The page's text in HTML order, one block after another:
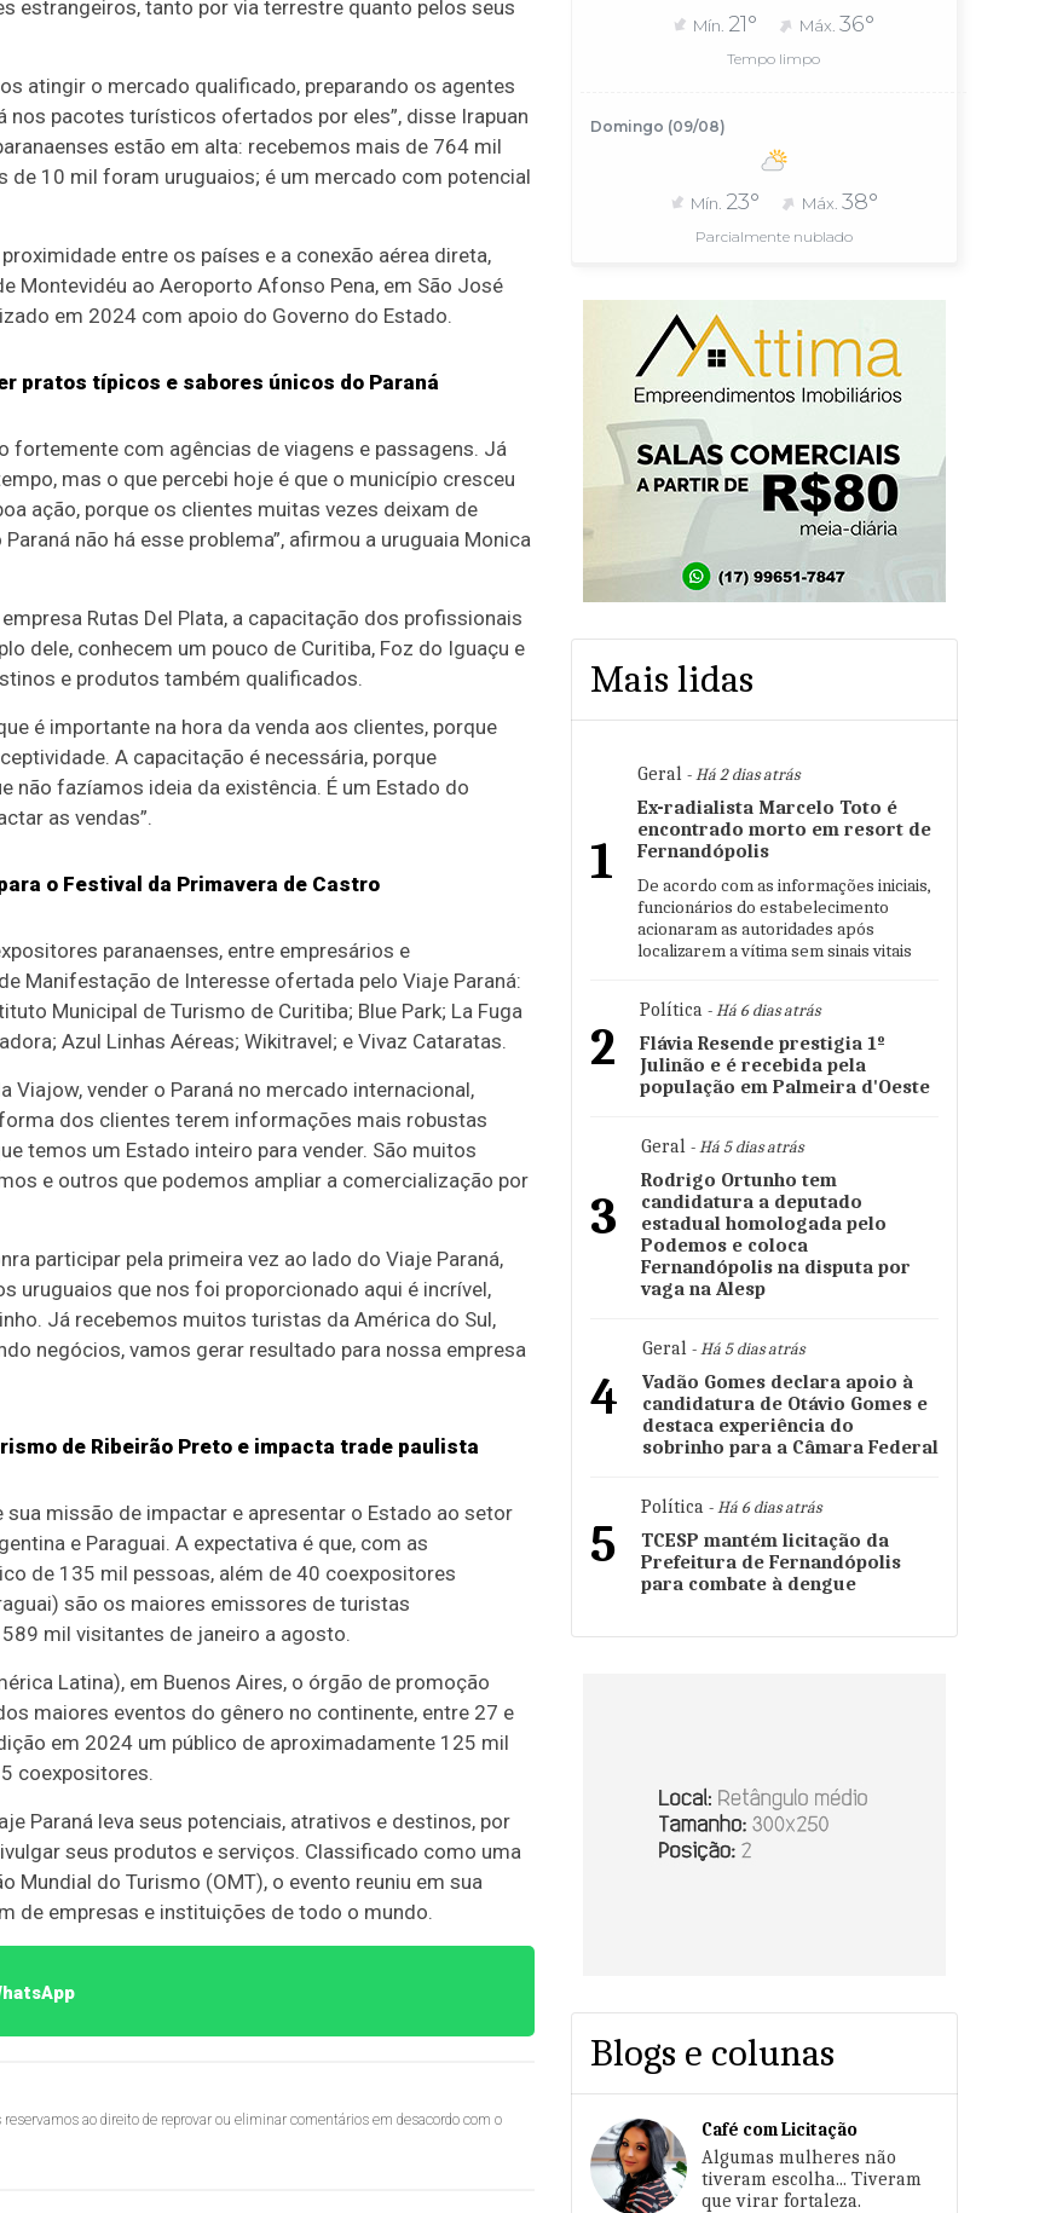
estrangeiros, tanto por via terrestre quanto pelos seus
atingir o mercado qualificado, preparando os agentes
nos pacotes turísticos ofertados por eles”, disse Irapuan
estão em alta: recebemos mais de 764 mil
10 mil foram uruguaios; é um mercado com potencial
entre os países e a conexão aérea direta,
Montevidéu ao Aeroporto Afonso Pena, em São José
em 2024 com apoio do Governo do Estado.
pratos típicos e sabores únicos do Paraná
fortemente com agências de viagens e passagens. Já
mas o que percebi hoje é que o município cresceu
ação, porque os clientes muitas vezes deixam de
não há esse problema”, afirmou a uruguaia Monica
Rutas Del Plata, a capacitação dos profissionais
dele, conhecem um pouco de Curitiba, Foz do Iguaçu e
e produtos também qualificados.
é importante na hora da venda aos clientes, porque
A capacitação é necessária, porque
não fazíamos ideia da existência. É um Estado do
as vendas”.
o Festival da Primavera de Castro
paranaenses, entre empresários e
Manifestação de Interesse ofertada pelo Viaje Paraná:
Municipal de Turismo de Curitiba; Blue Park; La Fuga
Azul Linhas Aéreas; Wikitravel; e Vivaz Cataratas.
Viajow, vender o Paraná no mercado internacional,
dos clientes terem informações mais robustas
temos um Estado inteiro para vender. São muitos
e outros que podemos ampliar a comercialização por
participar pela primeira vez ao lado do Viaje Paraná,
uruguaios que nos foi proporcionado aqui é incrível,
Já recebemos muitos turistas da América do Sul,
negócios, vamos gerar resultado para nossa empresa
de Ribeirão Preto e impacta trade paulista
sua missão de impactar e apresentar o Estado ao setor
e Paraguai. A expectativa é que, com as
de 135 mil pessoas, além de 40 coexpositores
são os maiores emissores de turistas
mil visitantes de janeiro a agosto.
Latina), em Buenos Aires, o órgão de promoção
maiores eventos do gênero no continente, entre 27 e
em 2024 um público de aproximadamente 125 mil
coexpositores.
Paraná leva seus potenciais, atrativos e destinos, por
seus produtos e serviços. Classificado como uma
do Turismo (OMT), o evento reuniu em sua
de empresas e instituições de todo o mundo.
ao direito de reprovar ou eliminar comentários em desacordo com o
Mín. 21° Máx.36°
Tempo limpo
Domingo (09/08)
Mín. 23° Máx. 38°
Parcialmente nublado
Mais lidas
1
Geral - Há 2 dias atrás
Ex-radialista Marcelo Toto é
encontrado morto em resort de
Fernandópolis
De acordo com as informações iniciais,
funcionários do estabelecimento
acionaram as autoridades após
localizarem a vítima sem sinais vitais
2
Política - Há 6 dias atrás
Flávia Resende prestigia 1º
Julinão e é recebida pela
população em Palmeira d'Oeste
3
Geral - Há 5 dias atrás
Rodrigo Ortunho tem
candidatura a deputado
estadual homologada pelo
Podemos e coloca
Fernandópolis na disputa por
vaga na Alesp
4
Geral - Há 5 dias atrás
Vadão Gomes declara apoio à
candidatura de Otávio Gomes e
destaca experiência do
sobrinho para a Câmara Federal
5
Política - Há 6 dias atrás
TCESP mantém licitação da
Prefeitura de Fernandópolis
para combate à dengue
Blogs e colunas
Café com Licitação
Algumas mulheres não
tiveram escolha... Tiveram
que virar fortaleza.